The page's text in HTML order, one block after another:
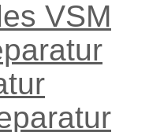
VSM